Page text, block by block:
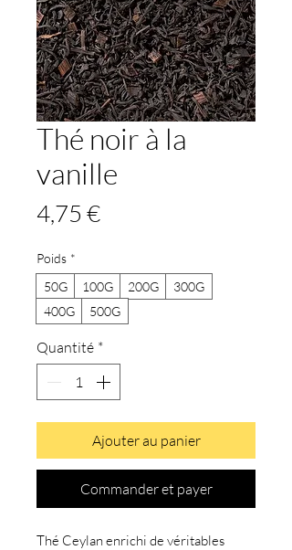
Thé noir à la
vanille
4,75 €Prix
Poids *
50G
100G 200G
300G
400G
500G
Quantité *
Ajouter au panier
Commander et payer
Thé Ceylan enrichi de véritables